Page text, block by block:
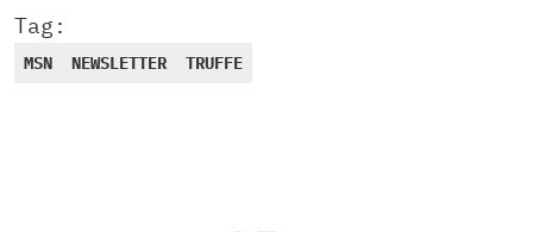
Tag:
MSN NEWSLETTER TRUFFE